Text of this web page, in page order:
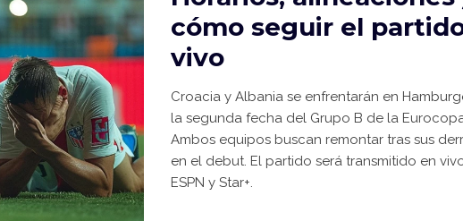
cómo seguir el
vivo
Croacia y Albania se enfrentarán en
la segunda fecha del Grupo B de la
Ambos equipos buscan remontar tras sus
en el debut. El partido será transmitido en
ESPN y Star+.